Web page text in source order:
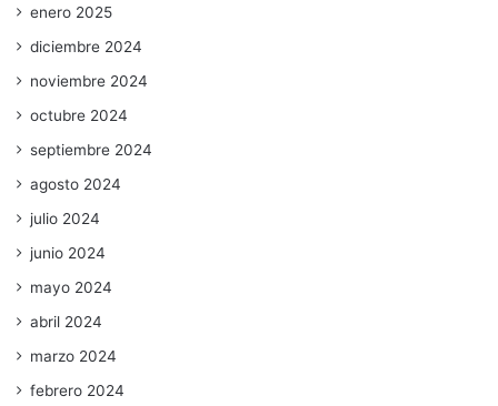
enero 2025
diciembre 2024
noviembre 2024
octubre 2024
septiembre 2024
agosto 2024
julio 2024
junio 2024
mayo 2024
abril 2024
marzo 2024
febrero 2024